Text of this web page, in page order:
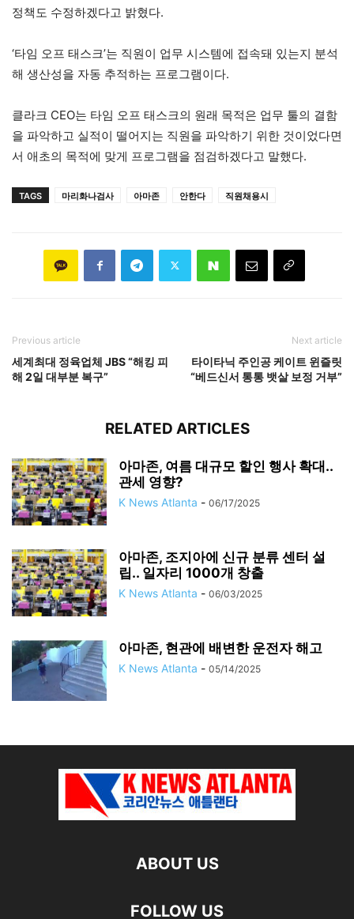
정책도 수정하겠다고 밝혔다.
‘타임 오프 태스크’는 직원이 업무 시스템에 접속돼 있는지 분석
해 생산성을 자동 추적하는 프로그램이다.
클라크 CEO는 타임 오프 태스크의 원래 목적은 업무 툴의 결함
을 파악하고 실적이 떨어지는 직원을 파악하기 위한 것이었다면
서 애초의 목적에 맞게 프로그램을 점검하겠다고 말했다.
TAGS 마리화나검사 아마존 안한다 직원채용시
Previous article
세계최대 정육업체 JBS “해킹 피
해 2일 대부분 복구”
Next article
타이타닉 주인공 케이트 윈즐릿
“베드신서 통통 뱃살 보정 거부”
RELATED ARTICLES
아마존, 여름 대규모 할인 행사 확대..
관세 영향?
K News Atlanta - 06/17/2025
아마존, 조지아에 신규 분류 센터 설
립.. 일자리 1000개 창출
K News Atlanta - 06/03/2025
아마존, 현관에 배변한 운전자 해고
K News Atlanta - 05/14/2025
ABOUT US
FOLLOW US